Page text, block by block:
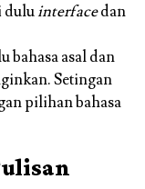
duluinterfacedan
bahasa asal dan
Setingan
pilihan bahasa